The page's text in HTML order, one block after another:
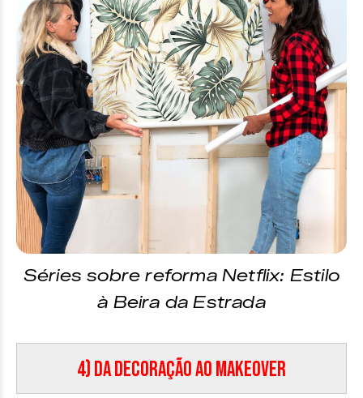
Séries sobre reforma Netflix: Estilo
à Beira da Estrada
4) Da Decoração ao Makeover